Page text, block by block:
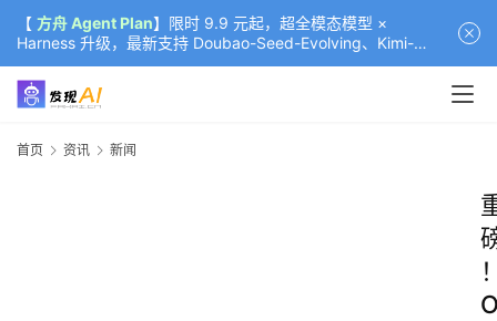
【 方舟 Agent Plan】限时 9.9 元起，超全模态模型 ×
Harness 升级，最新支持 Doubao-Seed-Evolving、Kimi-
K3（部分）、GLM-5.2
首页 资讯 新闻